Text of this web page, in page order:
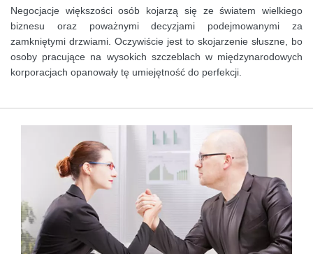
Negocjacje większości osób kojarzą się ze światem wielkiego
biznesu oraz poważnymi decyzjami podejmowanymi za
zamkniętymi drzwiami. Oczywiście jest to skojarzenie słuszne, bo
osoby pracujące na wysokich szczeblach w międzynarodowych
korporacjach opanowały tę umiejętność do perfekcji.